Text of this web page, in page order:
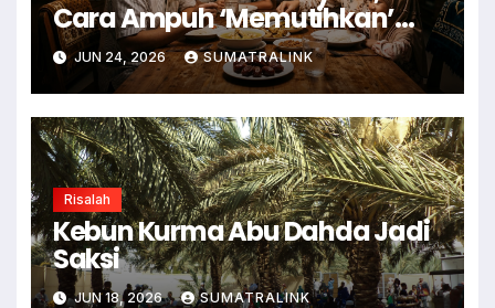
Cara Ampuh ‘Memutihkan’
Dosa
JUN 24, 2026 SUMATRALINK
Risalah
Kebun Kurma Abu Dahda Jadi
Saksi
JUN 18, 2026 SUMATRALINK